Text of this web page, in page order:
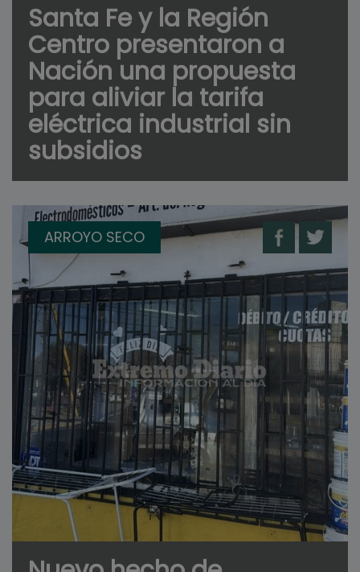
Santa Fe y la Región
Centro presentaron a
Nación una propuesta
para aliviar la tarifa
eléctrica industrial sin
subsidios
ARROYO SECO